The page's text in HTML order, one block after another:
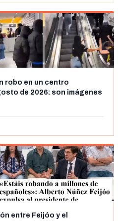
robo en un centro
de 2026: son imágenes
entre Feijóo y el